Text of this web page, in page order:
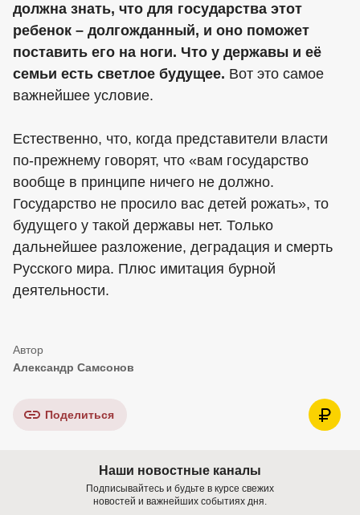
должна знать, что для государства этот
ребенок – долгожданный, и оно поможет
поставить его на ноги. Что у державы и её
семьи есть светлое будущее. Вот это самое
важнейшее условие.
Естественно, что, когда представители власти
по-прежнему говорят, что «вам государство
вообще в принципе ничего не должно.
Государство не просило вас детей рожать», то
будущего у такой державы нет. Только
дальнейшее разложение, деградация и смерть
Русского мира. Плюс имитация бурной
деятельности.
Александр Самсонов
Поделиться
Наши новостные каналы
Подписывайтесь и будьте в курсе свежих
новостей и важнейших событиях дня.